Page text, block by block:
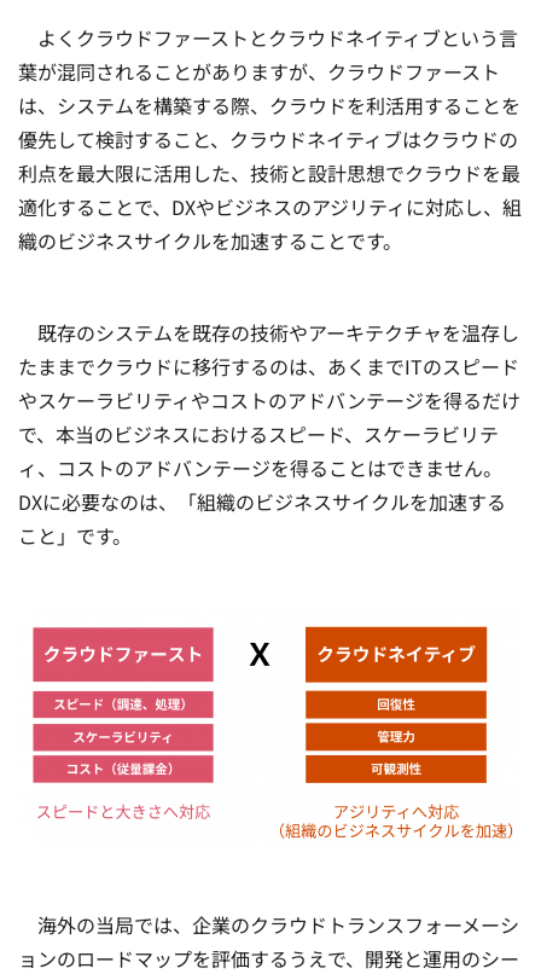
よくクラウドファーストとクラウドネイティブという言
葉が混同されることがありますが、クラウドファースト
は、システムを構築する際、クラウドを利活用することを
優先して検討すること、クラウドネイティブはクラウドの
利点を最大限に活用した、技術と設計思想でクラウドを最
適化することで、DXやビジネスのアジリティに対応し、組
織のビジネスサイクルを加速することです。
既存のシステムを既存の技術やアーキテクチャを温存し
たままでクラウドに移行するのは、あくまでITのスピード
やスケーラビリティやコストのアドバンテージを得るだけ
で、本当のビジネスにおけるスピード、スケーラビリテ
ィ、コストのアドバンテージを得ることはできません。
DXに必要なのは、「組織のビジネスサイクルを加速する
こと」です。
海外の当局では、企業のクラウドトランスフォーメーシ
ョンのロードマップを評価するうえで、開発と運用のシー